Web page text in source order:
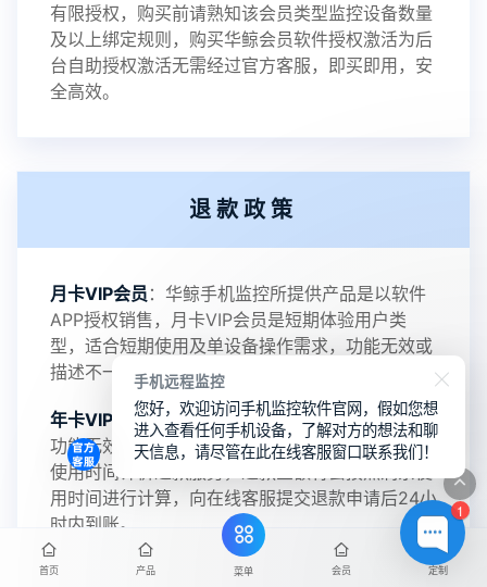
2023-01-12 V3.3
有限授权，购买前请熟知该会员类型监控设备数量
及以上绑定规则，购买华鲸会员软件授权激活为后
台自助授权激活无需经过官方客服，即买即用，安
全高效。
退款政策
月卡VIP会员 ：华鲸手机监控所提供产品是以软件
APP授权销售，月卡VIP会员是短期体验用户类
型，适合短期使用及单设备操作需求，功能无效或
描述不一致支持全额退款。
年卡VIP会员：支持无效退款政策，华鲸手机监控
功能无效或描述不一致支持全额退款，且支持剩余
使用时间计价退款服务，退款金额将会按照剩余使
用时间进行计算，向在线客服提交退款申请后24小
时内到账。
终身VIP会员：支持监控功能无效或描述不一致支
首页 产品 菜单 会员 定制
1
手机远程监控
您好，欢迎访问手机监控软件官网，假如您想
进入查看任何手机设备，了解对方的想法和聊
天信息，请尽管在此在线客服窗口联系我们！